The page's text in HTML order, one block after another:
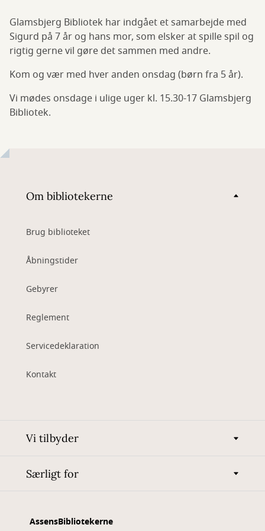
Glamsbjerg Bibliotek har indgået et samarbejde med
Sigurd på 7 år og hans mor, som elsker at spille spil og
rigtig gerne vil gøre det sammen med andre.
Kom og vær med hver anden onsdag (børn fra 5 år).
Vi mødes onsdage i ulige uger kl. 15.30-17 Glamsbjerg
Bibliotek.
Om bibliotekerne
Brug biblioteket
Åbningstider
Gebyrer
Reglement
Servicedeklaration
Kontakt
Vi tilbyder
Særligt for
AssensBibliotekerne